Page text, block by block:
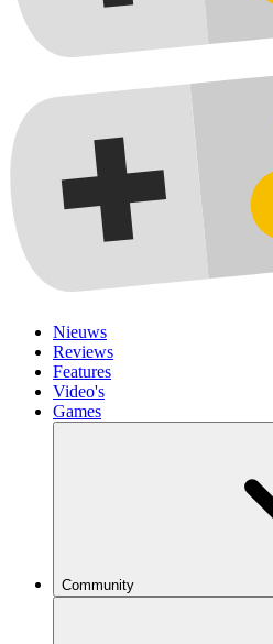
Nieuws
Reviews
Features
Video's
Games
Community